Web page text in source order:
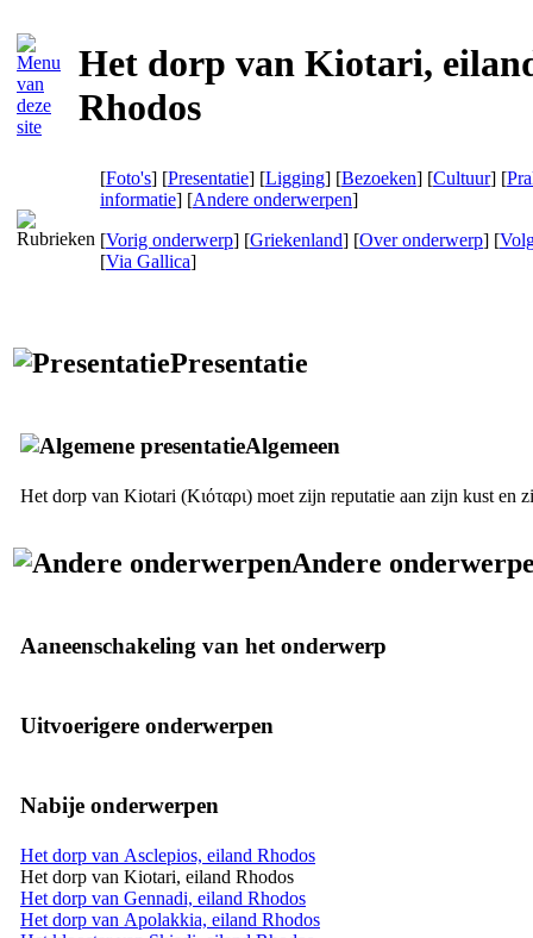
Het dorp van Kiotari,
Rhodos
[Foto's] [Presentatie] [Ligging] [Bezoeken] [Cultuur] [
informatie] [Andere onderwerpen]
[Vorig onderwerp] [Griekenland] [Over onderwerp] [
[Via Gallica]
Presentatie
Algemeen
Het dorp van Kiotari (Κιόταρι) moet zijn reputatie aan zijn kust en
Andere
Aaneenschakeling van het onderwerp
Uitvoerigere onderwerpen
Nabije onderwerpen
Het dorp van Asclepios, eiland Rhodos
Het dorp van Kiotari, eiland Rhodos
Het dorp van Gennadi, eiland Rhodos
Het dorp van Apolakkia, eiland Rhodos